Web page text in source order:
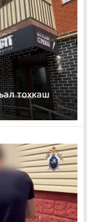
тохкаш